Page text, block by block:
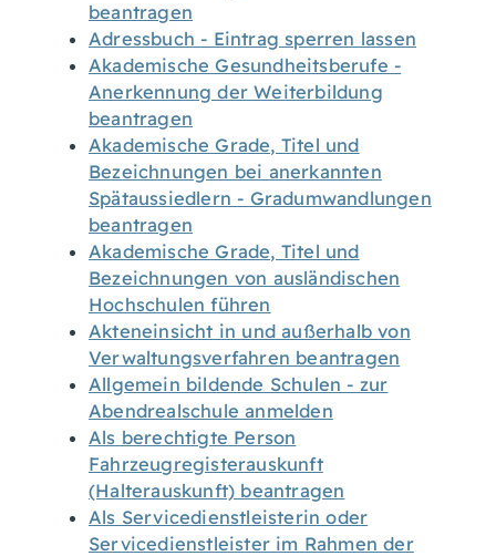
beantragen
Adressbuch - Eintrag sperren lassen
Akademische Gesundheitsberufe -
Anerkennung der Weiterbildung
beantragen
Akademische Grade, Titel und
Bezeichnungen bei anerkannten
Spätaussiedlern - Gradumwandlungen
beantragen
Akademische Grade, Titel und
Bezeichnungen von ausländischen
Hochschulen führen
Akteneinsicht in und außerhalb von
Verwaltungsverfahren beantragen
Allgemein bildende Schulen - zur
Abendrealschule anmelden
Als berechtigte Person
Fahrzeugregisterauskunft
(Halterauskunft) beantragen
Als Servicedienstleisterin oder
Servicedienstleister im Rahmen der